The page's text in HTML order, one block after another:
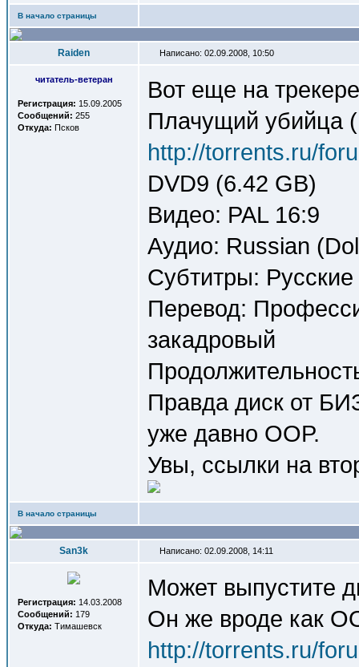
В начало страницы
Raiden Написано: 02.09.2008, 10:50
читатель-ветеран
Регистрация: 15.09.2005
Сообщений: 255
Откуда: Псков
Вот еще на
Плачущий убийца
http://torrents.ru/
DVD9 (6.42 GB)
Видео: PAL 16:9
Аудио: Russian
Субтитры: Русские
Перевод:
закадровый
Правда диск от
уже давно OOP.
Увы, ссылки на
В начало страницы
San3k Написано: 02.09.2008, 14:11
Регистрация: 14.03.2008
Сообщений: 179
Откуда: Тимашевск
Может выпустите
Он же вроде как
http://torrents.ru/